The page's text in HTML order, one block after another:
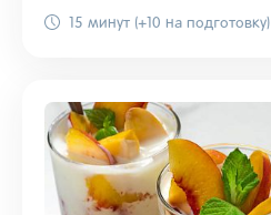
15 минут (+10 на подготовку)